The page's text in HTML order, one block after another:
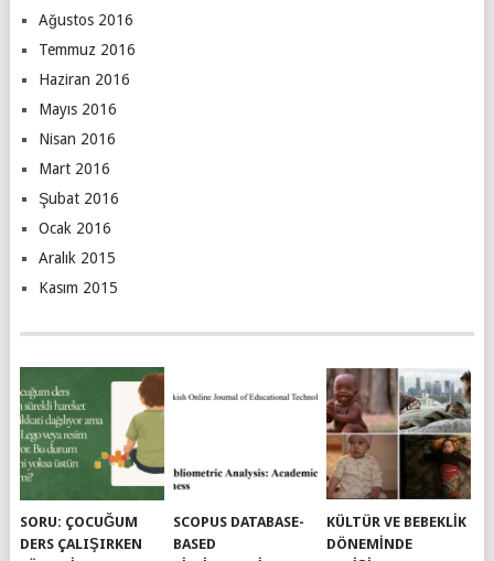
Ağustos 2016
Temmuz 2016
Haziran 2016
Mayıs 2016
Nisan 2016
Mart 2016
Şubat 2016
Ocak 2016
Aralık 2015
Kasım 2015
SORU: ÇOCUĞUM
DERS ÇALIŞIRKEN
SCOPUS DATABASE-
BASED
KÜLTÜR VE BEBEKLIK
DÖNEMINDE